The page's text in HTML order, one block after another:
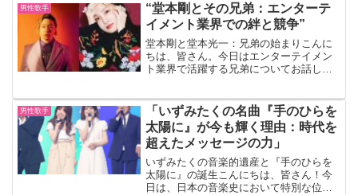
男性歌手
“堂本剛とその兄弟：エンターテ
イメント業界での絆と競争”
堂本剛と堂本光一：兄弟の始まりこんに
ちは、皆さん。今日はエンターテイメン
ト業界で活躍する兄弟についてお話しし
は、日本の音楽業界で非常に成功を収め
ています。 彼らの物語は、...
男性歌手
「いずみたくの名曲『手のひらを
太陽に』が今も輝く理由：時代を
超えたメッセージの力」
いずみたくの音楽的遺産と『手のひらを
太陽に』の誕生こんにちは、皆さん！今
日は、日本の音楽史において特別な位置